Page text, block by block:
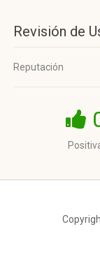
Revisión de
Reputación